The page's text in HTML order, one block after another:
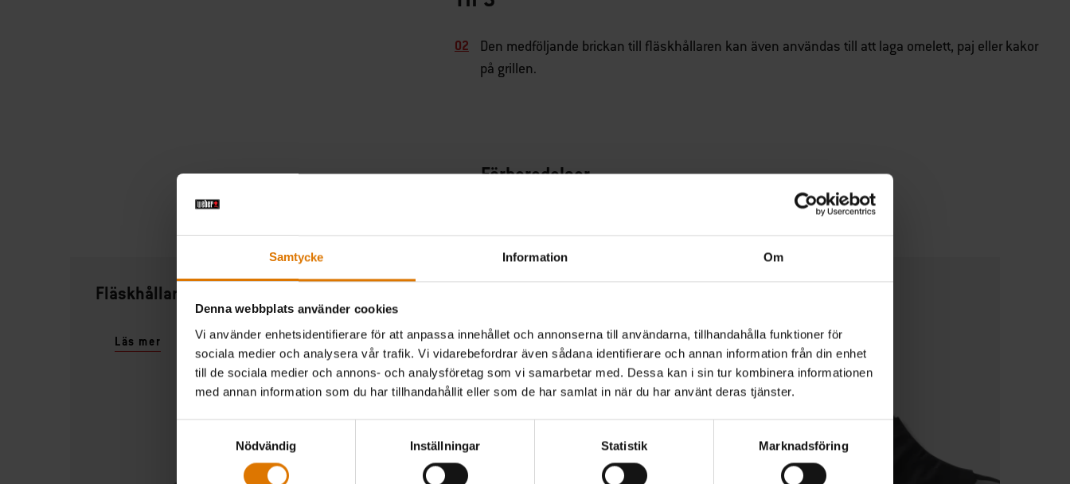
Samtycke Information Om
Denna webbplats använder cookies
Vi använder enhetsidentifierare för att anpassa innehållet och annonserna till användarna, tillhandahålla funktioner för
sociala medier och analysera vår trafik. Vi vidarebefordrar även sådana identifierare och annan information från din enhet
till de sociala medier och annons- och analysföretag som vi samarbetar med. Dessa kan i sin tur kombinera informationen
med annan information som du har tillhandahållit eller som de har samlat in när du har använt deras tjänster.
Nödvändig
Inställningar Statistik Marknadsföring
Den medföljande brickan till fläskhållaren kan även användas till att laga omelett, paj eller kakor
på grillen.
Förberedelser
Fläskhållare
Läs mer Läs mer Läs mer